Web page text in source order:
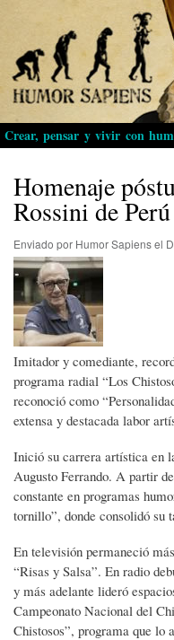
Crear, pensar y vivir con
Homenaje
Rossini de Perú
Enviado por Humor Sapiensel
Imitador y comediante,
programa radial “Los
reconoció como
extensa y destacada labor
Inició su carrera artística en
Augusto Ferrando. A partir
constante en programas
tornillo”, donde consolidó su
En televisión permaneció
“Risas y Salsa”. En radio
y más adelante lideró
Campeonato Nacional del
Chistosos”, programa que lo